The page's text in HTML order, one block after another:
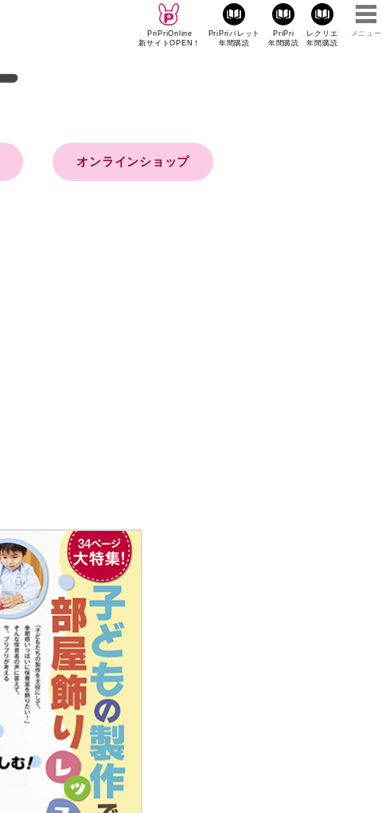
PriPriOnline
新サイトOPEN！
PriPriパレット
年間購読
PriPri
年間購読
レクリエ
年間購読
メニュー
オンラインショップ